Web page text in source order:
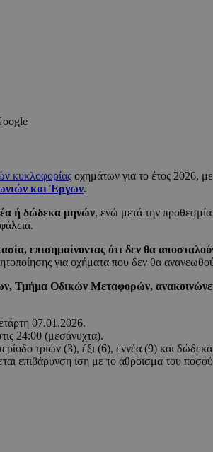
κυκλοφορίας οχημάτων για το έτος 2026,
και Έργων.
ή δώδεκα μηνών, ενώ μετά την προθεσμία
επισημαίνοντας ότι δεν θα
για οχήματα που δεν θα
Τμήμα Οδικών Μεταφορών,
07.01.2026.
24:00 (μεσάνυχτα).
τριών (3), έξι (6), εννέα (9) και
επιβάρυνση ίση με το άθροισμα του